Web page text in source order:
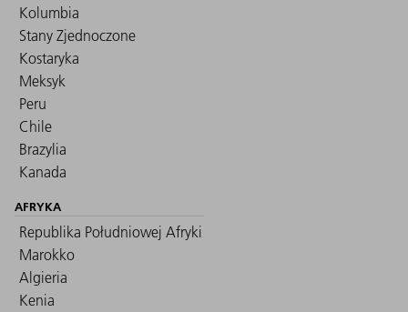
Kolumbia
Stany Zjednoczone
Kostaryka
Meksyk
Peru
Chile
Brazylia
Kanada
AFRYKA
Republika Południowej Afryki
Marokko
Algieria
Kenia